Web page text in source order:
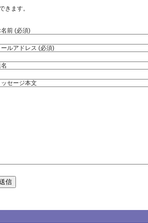
きます。
名前 (必須)
ールアドレス (必須)
ッセージ本文